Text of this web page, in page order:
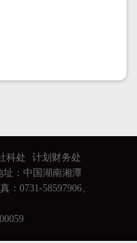
科处
计划财务处
址：中国湖南湘潭
：0731-58597906、